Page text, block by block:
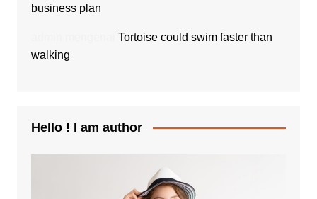
business plan
Tortoise could swim faster than
walking
Hello ! I am author